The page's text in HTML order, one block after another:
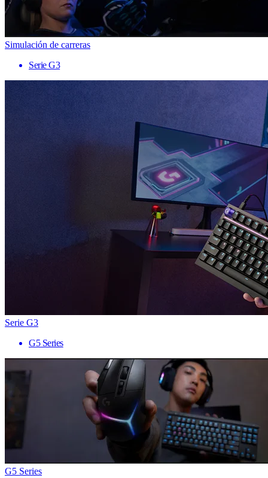
Simulación de carreras
Serie G3
Serie G3
G5 Series
G5 Series